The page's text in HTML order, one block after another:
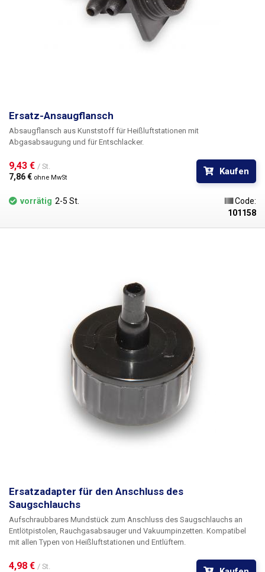
Ersatz-Ansaugflansch
Absaugflansch aus Kunststoff für Heißluftstationen mit
Abgasabsaugung und für Entschlacker.
9,43 € / St.
7,86 € ohne MwSt
Kaufen
vorrätig 2-5 St.
Code:
101158
Ersatzadapter für den Anschluss des
Saugschlauchs
Aufschraubbares Mundstück zum Anschluss des Saugschlauchs an
Entlötpistolen, Rauchgasabsauger und Vakuumpinzetten. Kompatibel
mit allen Typen von Heißluftstationen und Entlüftern.
4,98 € / St.